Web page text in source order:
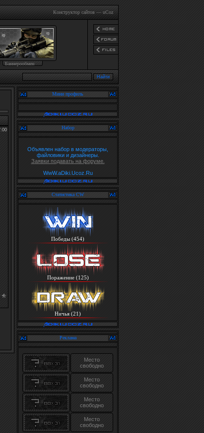
Конструктор сайтов — uCoz
Баннерообмен
Мини профиль
Набор
Объявлен набор в модераторы,
файловики и дизайнеры.
Заявки подавать на форуме.
WwW.aDiki.Ucoz.Ru
Статистика CW
Победы (454)
Поражение (125)
Ничья (21)
Реклама
Место
свободно
Место
свободно
Место
свободно
Место
свободно